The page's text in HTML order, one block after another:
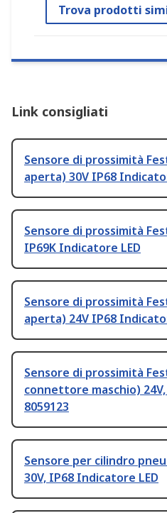
Trova prodotti
Link consigliati
Sensore di prossimità
aperta) 30V IP68
Sensore di prossimità
IP69K Indicatore LED
Sensore di prossimità
aperta) 24V IP68
Sensore di prossimità
connettore maschio)
8059123
Sensore per cilindro
30V, IP68 Indicatore LED